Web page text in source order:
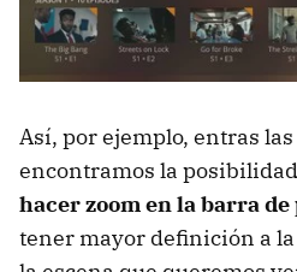
Así, por ejemplo, entras
encontramos la
hacer zoom en la barra
tener mayor definición a